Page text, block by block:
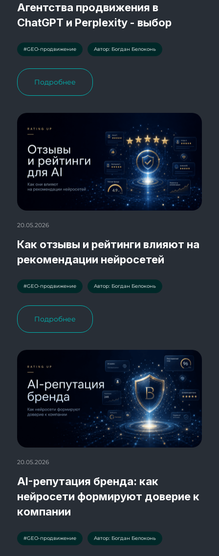
Агентства продвижения в
ChatGPT и Perplexity - выбор
#GEO-продвижение Автор: Богдан Белоконь
Подробнее
20.05.2026
Как отзывы и рейтинги влияют на
рекомендации нейросетей
#GEO-продвижение Автор: Богдан Белоконь
Подробнее
20.05.2026
AI-репутация бренда: как
нейросети формируют доверие к
компании
#GEO-продвижение Автор: Богдан Белоконь